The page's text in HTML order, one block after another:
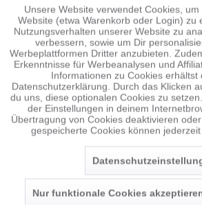
BEWERTUNGEN
1
Bewertungen lesen, schreiben und
ÄHNLICHE ARTIKEL
Diese Artikel sind dem Produkt ähnlich ...
Persönliche Empfehlungen
Funktionale
Tracking
Personalisierung
Service
Unsere Website verwendet Cookies,
Website (etwa Warenkorb oder Login) zu
Nutzungsverhalten unserer Website zu
verbessern, sowie um Dir
Werbeplattformen Dritter anzubieten.
Erkenntnisse für Werbeanalysen und
Informationen zu Cookies erhältst
Datenschutzerklärung. Durch das Klicken
du uns, diese optionalen Cookies zu
der Einstellungen in deinem
Übertragung von Cookies deaktivieren
gespeicherte Cookies können
Nur funktionale Cookies